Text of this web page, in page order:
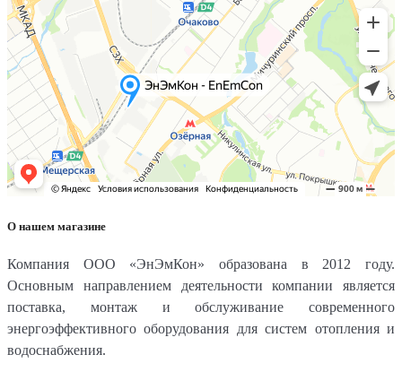
О нашем магазине
Компания ООО «ЭнЭмКон» образована в 2012 году.
Основным направлением деятельности компании является
поставка, монтаж и обслуживание современного
энергоэффективного оборудования для систем отопления и
водоснабжения.